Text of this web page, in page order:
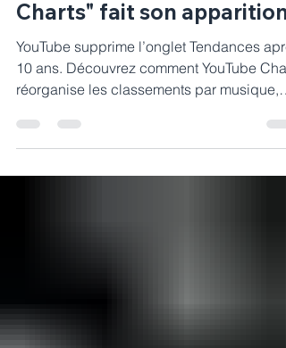
YouTube supprime sa page
Tendance : "YouTube
Charts" fait son apparition
10 ans. Découvrez comment YouTube
réorganise les classements par musique,
podcasts et vidéos.